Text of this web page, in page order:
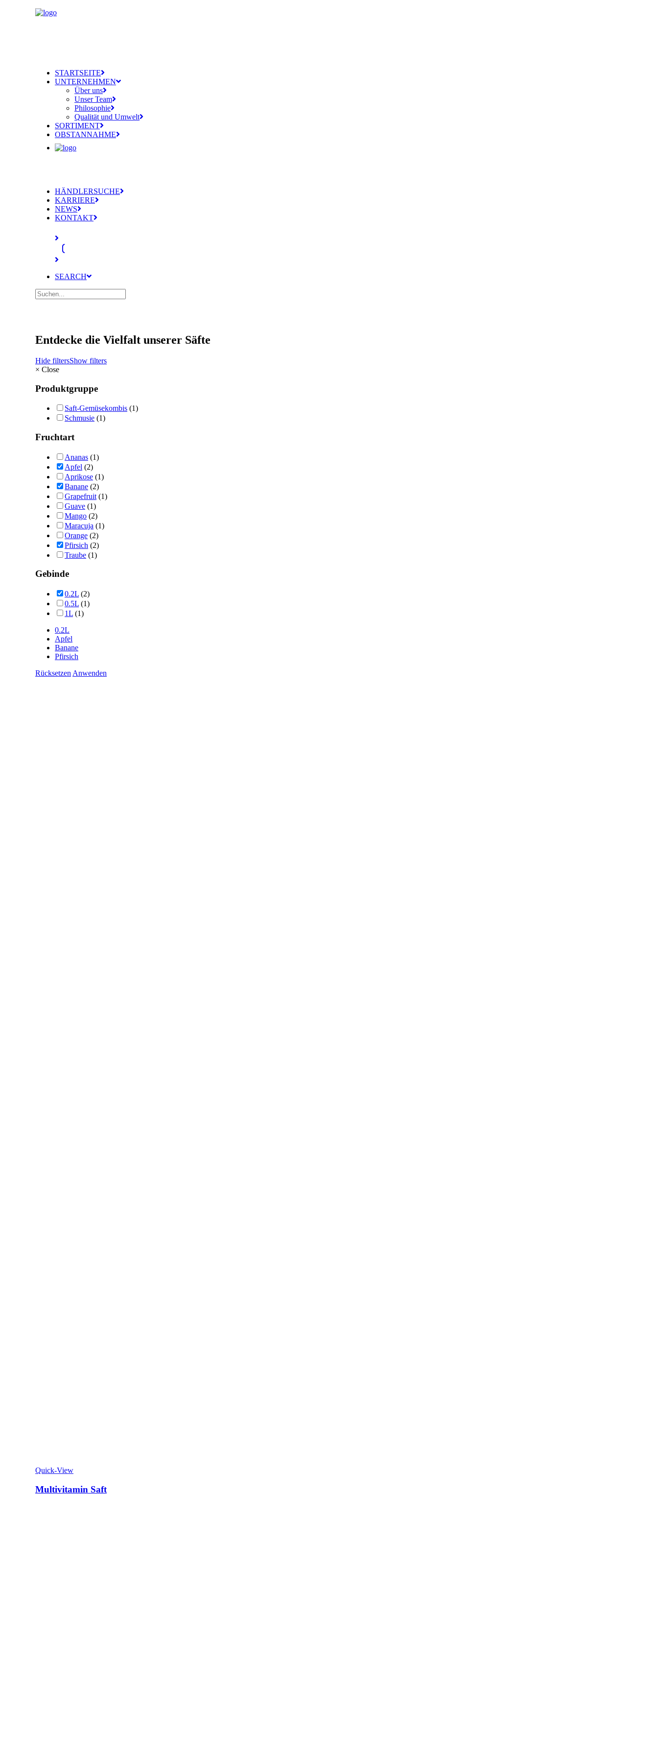
STARTSEITE
UNTERNEHMEN
Über uns
Unser Team
Philosophie
Qualität und Umwelt
SORTIMENT
OBSTANNAHME
HÄNDLERSUCHE
KARRIERE
NEWS
KONTAKT
SEARCH
Entdecke die Vielfalt unserer Säfte
Hide filtersShow filters
× Close
Produktgruppe
Saft-Gemüsekombis (1)
Schmusie (1)
Fruchtart
Ananas (1)
Apfel (2)
Aprikose (1)
Banane (2)
Grapefruit (1)
Guave (1)
Mango (2)
Maracuja (1)
Orange (2)
Pfirsich (2)
Traube (1)
Gebinde
0.2L (2)
0.5L (1)
1L (1)
0.2L
Apfel
Banane
Pfirsich
Rücksetzen Anwenden
Quick-View
Multivitamin Saft